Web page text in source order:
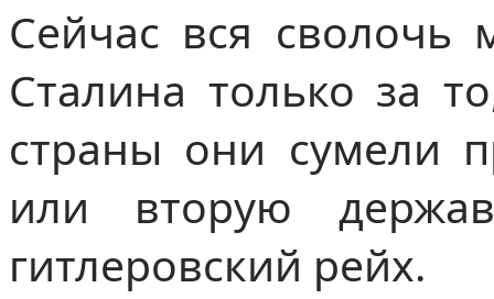
Сейчас вся
Сталина только за
страны они сумели
или вторую
гитлеровский рейх.